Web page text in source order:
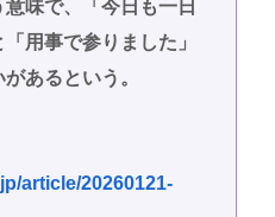
意味で、「今日も一日
用事で参りました」
あるという。
article/20260121-